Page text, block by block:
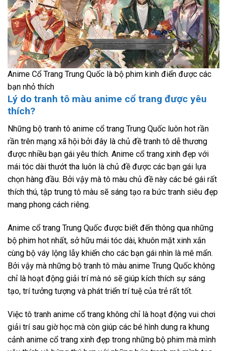
Anime Cổ Trang Trung Quốc là bộ phim kinh điển được các
bạn nhỏ thích
Lý do tranh tô màu anime cổ trang được yêu
thích?
Những bộ tranh tô anime cổ trang Trung Quốc luôn hot rần
rần trên mạng xã hội bởi đây là chủ đề tranh tô dễ thương
được nhiều bạn gái yêu thích. Anime cổ trang xinh đẹp với
mái tóc dài thướt tha luôn là chủ đề được các bạn gái lựa
chọn hàng đầu. Bởi vậy mà tô màu chủ đề này các bé gái rất
thích thú, tập trung tô màu sẽ sáng tạo ra bức tranh siêu đẹp
mang phong cách riêng.
Anime cổ trang Trung Quốc được biết đến thông qua những
bộ phim hot nhất, sở hữu mái tóc dài, khuôn mặt xinh xắn
cùng bộ váy lộng lẫy khiến cho các bạn gái nhìn là mê mẩn.
Bởi vậy mà những bộ tranh tô màu anime Trung Quốc không
chỉ là hoạt động giải trí mà nó sẽ giúp kích thích sự sáng
tạo, trí tưởng tượng và phát triển trí tuệ của trẻ rất tốt.
Việc tô tranh anime cổ trang không chỉ là hoạt động vui chơi
giải trí sau giờ học mà còn giúp các bé hình dung ra khung
cảnh anime cổ trang xinh đẹp trong những bộ phim mà mình